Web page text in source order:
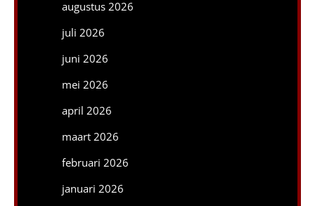
augustus 2026
juli 2026
juni 2026
mei 2026
april 2026
maart 2026
februari 2026
januari 2026